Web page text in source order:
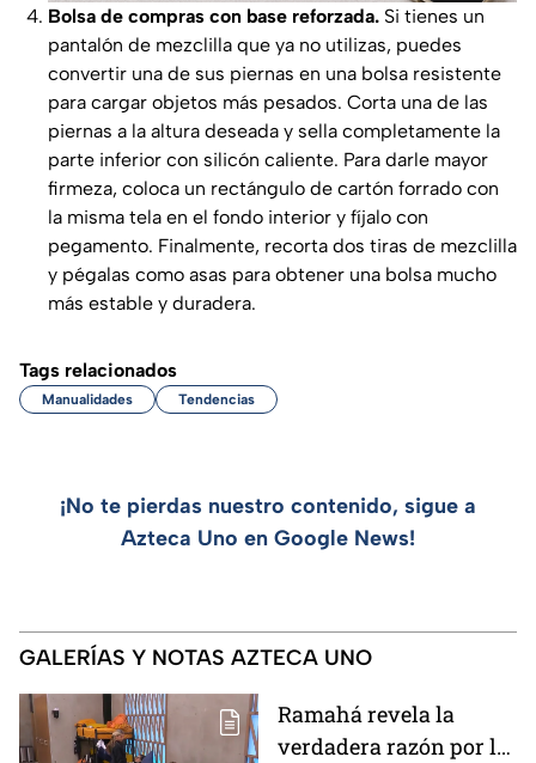
Bolsa de compras con base reforzada. Si tienes un
pantalón de mezclilla que ya no utilizas, puedes
convertir una de sus piernas en una bolsa resistente
para cargar objetos más pesados. Corta una de las
piernas a la altura deseada y sella completamente la
parte inferior con silicón caliente. Para darle mayor
firmeza, coloca un rectángulo de cartón forrado con
la misma tela en el fondo interior y fíjalo con
pegamento. Finalmente, recorta dos tiras de mezclilla
y pégalas como asas para obtener una bolsa mucho
más estable y duradera.
Tags relacionados
Manualidades Tendencias
¡No te pierdas nuestro contenido, sigue a
Azteca Uno en Google News!
GALERÍAS Y NOTAS AZTECA UNO
Ramahá revela la
verdadera razón por la